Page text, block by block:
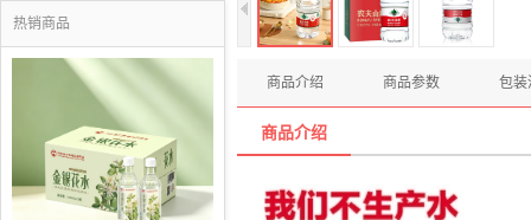
热销商品
商品介绍 商品参数 包装
商品介绍